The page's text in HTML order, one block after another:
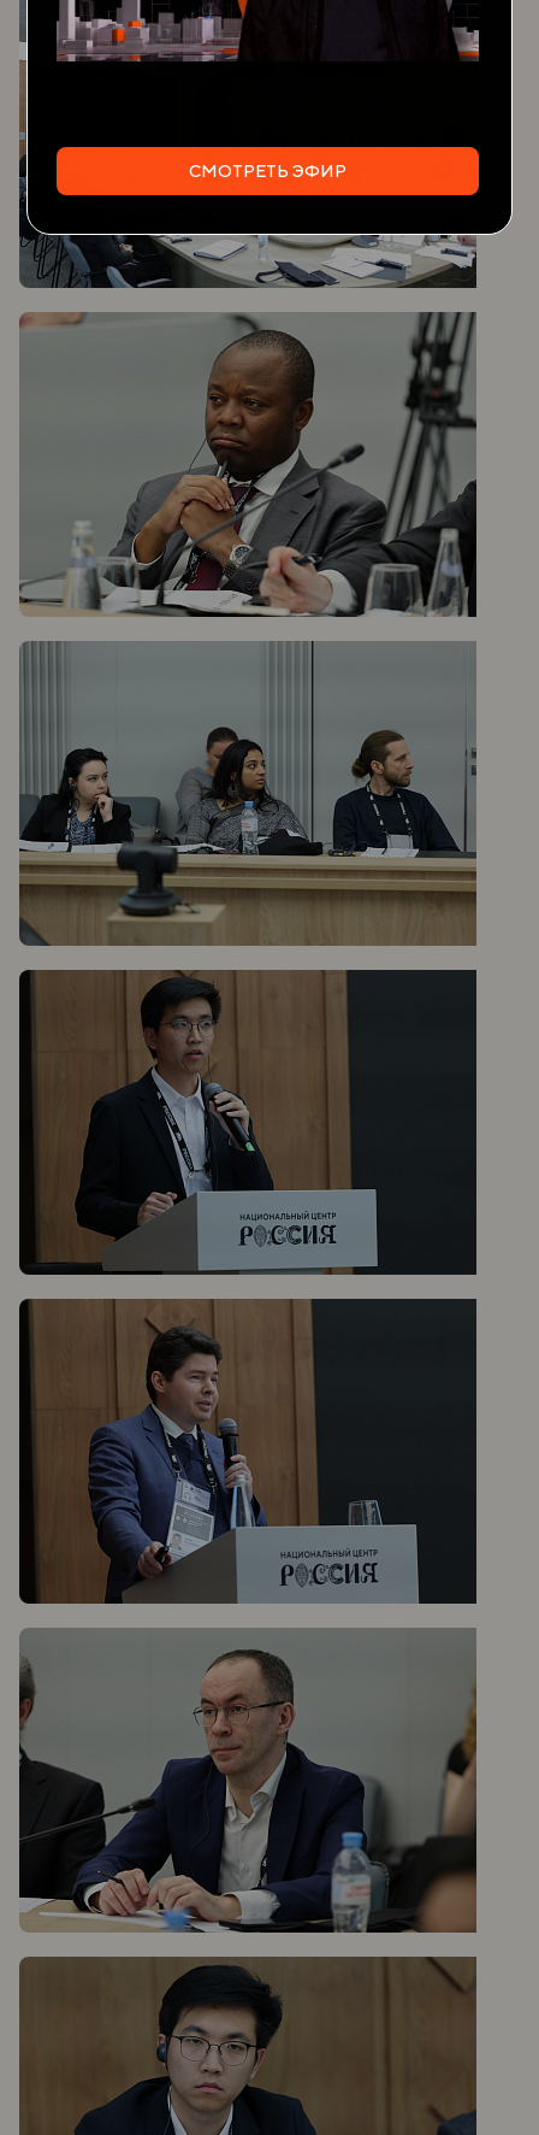
СМОТРЕТЬ ЭФИР